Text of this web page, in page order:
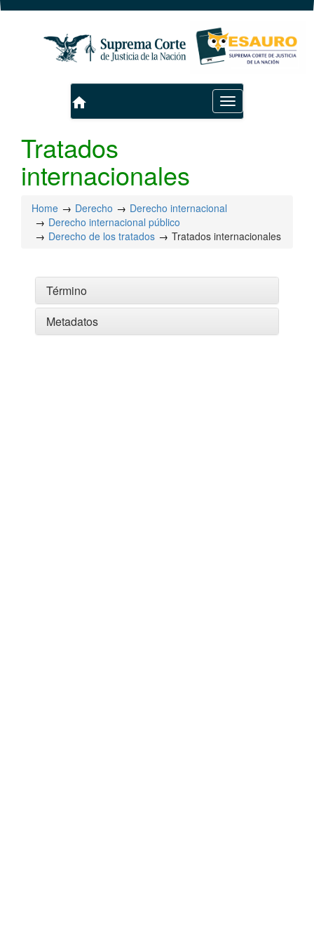
Toggle
navigation
home
Tratados
internacionales
Home Derecho
Derecho internacional
Derecho internacional público
Derecho de los tratados
Tratados internacionales
Término
Metadatos